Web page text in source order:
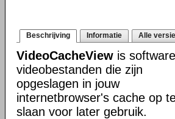
Beschrijving Informatie Alle
VideoCacheView is
videobestanden die zijn
opgeslagen in jouw
internetbrowser's cache op
slaan voor later gebruik.